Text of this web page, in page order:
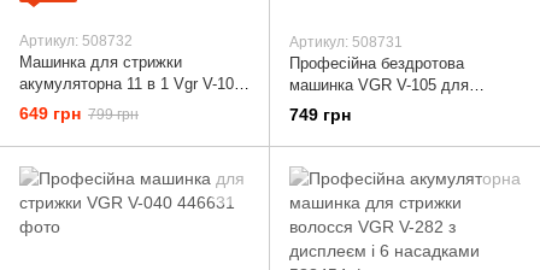
Артикул: 508732
Машинка для стрижки
акумуляторна 11 в 1 Vgr V-107
тример для стрижки волосся,
бороди та носа, Сірий
649 грн 799 грн
Артикул: 508731
Професійна бездротова
машинка VGR V-105 для
стрижки волосся, для бороди і
вусів з насадками
749 грн